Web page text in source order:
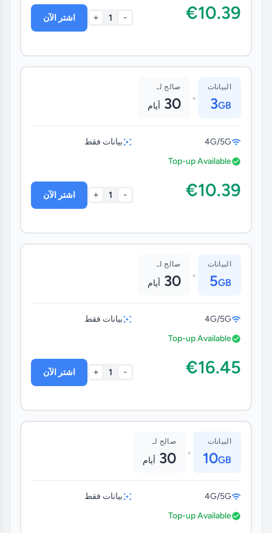
€10.39
-
1
+ اشتر الآن
البيانات
3GB
•
صالح لـ
30 أيام
4G/5G
بيانات فقط
Top-up Available
€10.39
-
1
+ اشتر الآن
البيانات
5GB
•
صالح لـ
30 أيام
4G/5G
بيانات فقط
Top-up Available
€16.45
-
1
+ اشتر الآن
البيانات
10GB
•
صالح لـ
30 أيام
4G/5G
بيانات فقط
Top-up Available